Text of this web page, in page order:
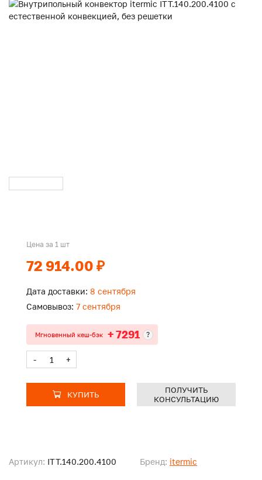
Артикул: ITT.140.200.4100 Бренд: itermic
Цена за 1 шт
72 914.00 ₽
Дата доставки: 8 сентября
Самовывоз: 7 сентября
Мгновенный кеш-бэк + 7291 ?
- +
КУПИТЬ
ПОЛУЧИТЬ
КОНСУЛЬТАЦИЮ